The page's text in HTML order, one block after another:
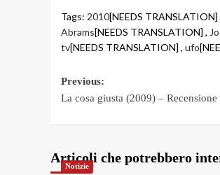
Tags: 2010[NEEDS TRANSLATION]
Abrams[NEEDS TRANSLATION] ,
tv[NEEDS TRANSLATION] , ufo
Post
Previous:
La cosa giusta (2009) – Recensione
Articoli che potrebbero
Notizie